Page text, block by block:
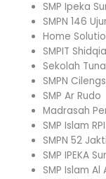
SMP Ipeka
SMPN 146
Home
SMPIT
Sekolah
SMPN
SMP Ar Rudo
Madrasah
SMP Islam RPI
SMPN 52
SMP IPEKA
SMP Islam Al